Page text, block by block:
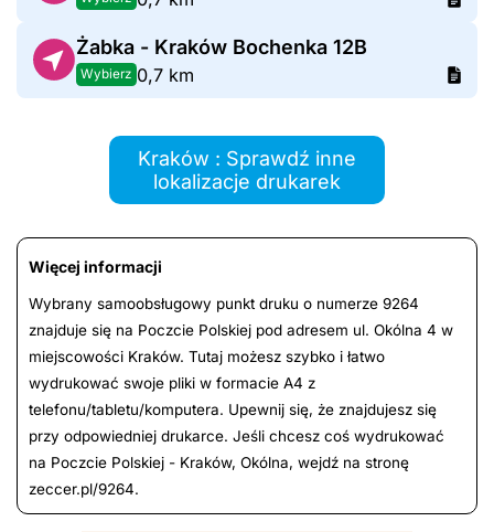
Żabka - Kraków Bochenka 12B
Wybierz 0,7 km
Kraków : Sprawdź inne
lokalizacje drukarek
Więcej informacji
Wybrany samoobsługowy punkt druku o numerze 9264
znajduje się na Poczcie Polskiej pod adresem ul. Okólna 4 w
miejscowości Kraków. Tutaj możesz szybko i łatwo
wydrukować swoje pliki w formacie A4 z
telefonu/tabletu/komputera. Upewnij się, że znajdujesz się
przy odpowiedniej drukarce. Jeśli chcesz coś wydrukować
na Poczcie Polskiej - Kraków, Okólna, wejdź na stronę
zeccer.pl/9264.